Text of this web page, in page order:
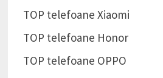
TOP telefoane Xiaomi
TOP telefoane Honor
TOP telefoane OPPO